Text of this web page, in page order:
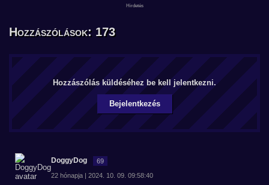
Hozzászólások: 173
Hozzászólás küldéséhez be kell jelentkezni.
Bejelentkezés
DoggyDog 69
22 hónapja | 2024. 10. 09. 09:58:40